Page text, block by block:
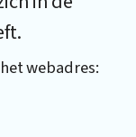
webadres: